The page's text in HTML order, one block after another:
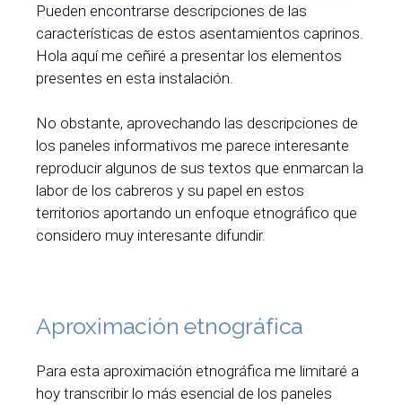
Pueden encontrarse descripciones de las
características de estos asentamientos caprinos.
Hola aquí me ceñiré a presentar los elementos
presentes en esta instalación.
No obstante, aprovechando las descripciones de
los paneles informativos me parece interesante
reproducir algunos de sus textos que enmarcan la
labor de los cabreros y su papel en estos
territorios aportando un enfoque etnográfico que
considero muy interesante difundir.
Aproximación etnográfica
Para esta aproximación etnográfica me limitaré a
hoy transcribir lo más esencial de los paneles